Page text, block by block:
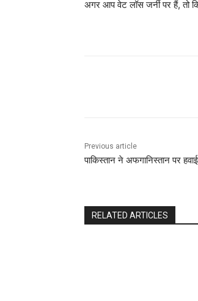
अगर आप वेट लॉस जर्नी पर हैं, तो
Previous article
पाकिस्तान ने अफगानिस्तान पर
RELATED ARTICLES